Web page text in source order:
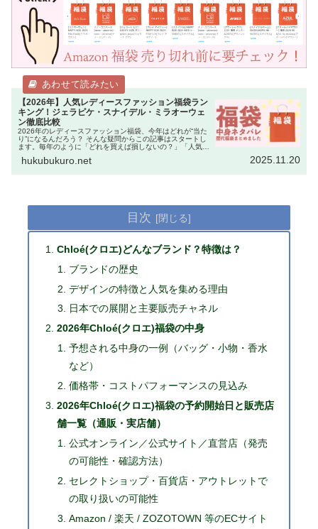
【2026年】人気レディースファッション福袋ラン
キング！ジェラピケ・スナイデル・ミラオーウェ
ン徹底比較
2026年のレディースファッション福袋、今年はどれが“当た
り”になるんだろう？ そんな疑問からこの記事はスタートし
ます。毎年のように「どれを買えば損しないの？」「人気ブ
聞きます。 実際、…
hukubukuro.net 2025.11.20
目次
Chloé(クロエ)どんなブランド？特徴は？
ブランドの歴史
デザインの特徴と人気を集める理由
日本での展開と主要販売チャネル
2026年Chloé(クロエ)福袋の中身
予想される中身の一例（バッグ・小物・香水
など）
価格帯・コストパフォーマンスの見込み
2026年Chloé(クロエ)福袋の予約開始日と販売店
舗一覧（通販・実店舗）
公式オンライン／公式サイト／直営店（発売
の可能性・確認方法）
セレクトショップ・百貨店・アウトレットで
の取り扱いの可能性
Amazon / 楽天 / ZOZOTOWN 等のECサイト